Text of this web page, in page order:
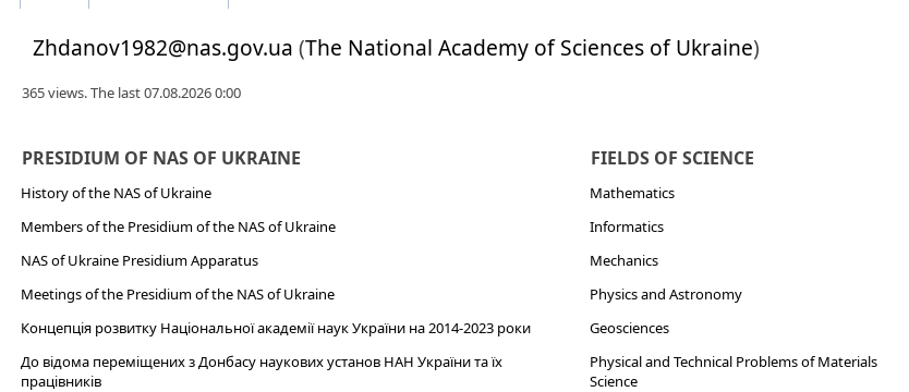
Zhdanov1982@nas.gov.ua (The National Academy of Sciences of Ukraine)
365 views. The last 07.08.2026 0:00
PRESIDIUM OF NAS OF UKRAINE
History of the NAS of Ukraine
Members of the Presidium of the NAS of Ukraine
NAS of Ukraine Presidium Apparatus​
Meetings of the Presidium of the NAS of Ukraine
Концепція розвитку Національної академії наук України на 2014-2023 роки
До відома переміщених з Донбасу наукових установ НАН України та їх
працівників
FIELDS OF SCIENCE
Mathematics
Informatics
Mechanics
Physics and Astronomy
Geosciences
Physical and Technical Problems of Materials
Science